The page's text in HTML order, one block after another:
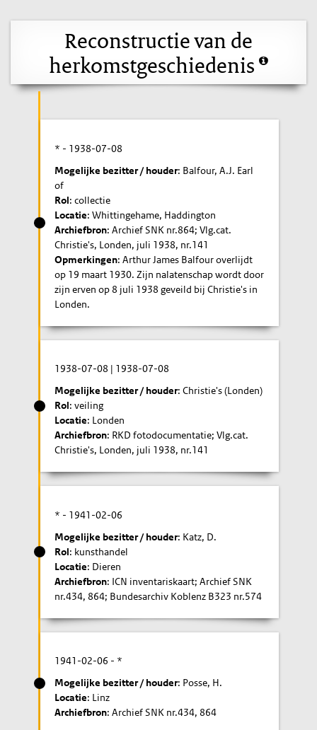
Reconstructie van de
herkomstgeschiedenis
* - 1938-07-08
Mogelijke bezitter / houder: Balfour, A.J. Earl
of
Rol: collectie
Locatie: Whittingehame, Haddington
Archiefbron: Archief SNK nr.864; Vlg.cat.
Christie's, Londen, juli 1938, nr.141
Opmerkingen: Arthur James Balfour overlijdt
op 19 maart 1930. Zijn nalatenschap wordt door
zijn erven op 8 juli 1938 geveild bij Christie's in
Londen.
1938-07-08 | 1938-07-08
Mogelijke bezitter / houder: Christie's (Londen)
Rol: veiling
Locatie: Londen
Archiefbron: RKD fotodocumentatie; Vlg.cat.
Christie's, Londen, juli 1938, nr.141
* - 1941-02-06
Mogelijke bezitter / houder: Katz, D.
Rol: kunsthandel
Locatie: Dieren
Archiefbron: ICN inventariskaart; Archief SNK
nr.434, 864; Bundesarchiv Koblenz B323 nr.574
1941-02-06 - *
Mogelijke bezitter / houder: Posse, H.
Locatie: Linz
Archiefbron: Archief SNK nr.434, 864